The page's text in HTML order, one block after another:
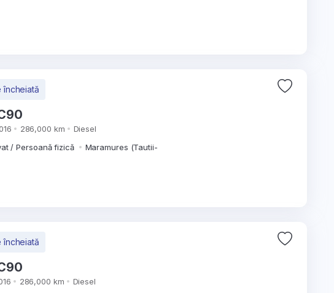
încheiată
286,000 km
Diesel
/ Persoană fizică
Maramures (Tautii-
încheiată
286,000 km
Diesel